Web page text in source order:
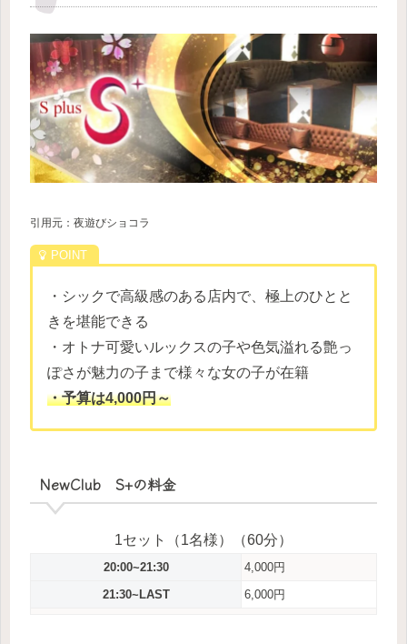
引用元：夜遊びショコラ
・シックで高級感のある店内で、極上のひとと
きを堪能できる
・オトナ可愛いルックスの子や色気溢れる艶っ
ぽさが魅力の子まで様々な女の子が在籍
・予算は4,000円～
NewClub S+の料金
1セット（1名様）（60分）
20:00~21:30
4,000円
21:30~LAST
6,000円